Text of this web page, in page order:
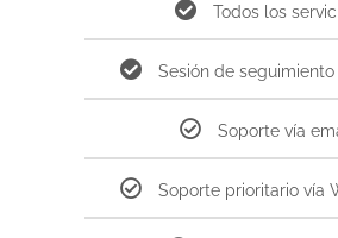
Todos los
Sesión de
Soporte vía
Soporte prioritario vía